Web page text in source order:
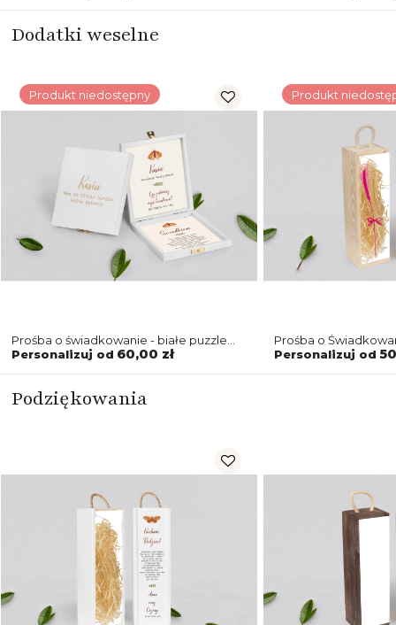
Dodatki weselne
Produkt niedostępny
Prośba o świadkowanie - białe puzzle
Butterflies - Motyw 3
Personalizuj od 60,00 zł
Produkt
Prośba o
naturalna Butterflies
Personalizuj od
Podziękowania